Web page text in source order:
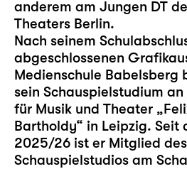
anderem am Jungen DT
Theaters Berlin.
Nach seinem
abgeschlossenen
Medienschule Babelsberg
sein Schauspielstudium an
für Musik und Theater
Bartholdy“ in Leipzig. Seit
2025/26 ist er Mitglied des
Schauspielstudios am